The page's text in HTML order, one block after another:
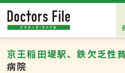
京王稲田堤駅、鉄欠乏性
病院